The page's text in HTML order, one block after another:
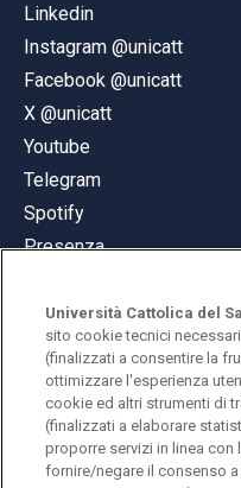
Linkedin
Instagram @unicatt
Facebook @unicatt
X @unicatt
Youtube
Telegram
Spotify
Presenza
© Università Cattolica del
Largo A. Gemelli 1,
PI 02133120150
Università Cattolica del
sito cookie tecnici
(finalizzati a consentire la
ottimizzare l'esperienza
cookie ed altri strumenti di
(finalizzati a elaborare
proporre servizi in linea con
fornire/negare il consenso a